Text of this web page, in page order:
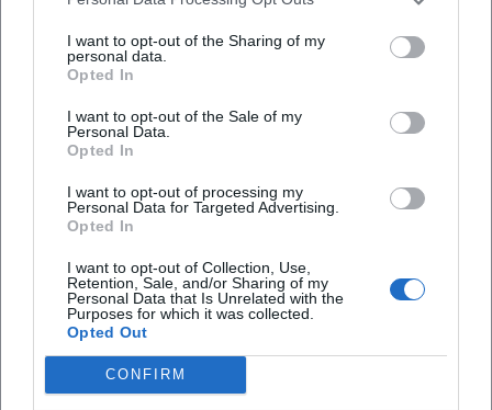
I want to opt-out of the Sharing of my
personal data.
Opted In
I want to opt-out of the Sale of my
Personal Data.
Opted In
I want to opt-out of processing my
Personal Data for Targeted Advertising.
Opted In
I want to opt-out of Collection, Use,
Retention, Sale, and/or Sharing of my
Personal Data that Is Unrelated with the
Purposes for which it was collected.
Opted Out
CONFIRM